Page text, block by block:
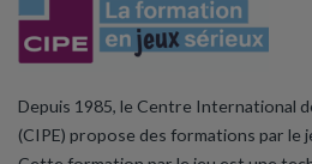
Depuis 1985, le Centre International
(CIPE) propose des formations par le